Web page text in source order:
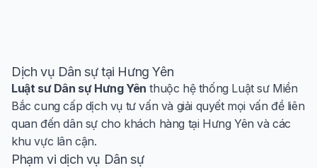
Dịch vụ Dân sự tại Hưng Yên
Luật sư Dân sự Hưng Yên thuộc hệ thống Luật sư Miền
Bắc cung cấp dịch vụ tư vấn và giải quyết mọi vấn đề liên
quan đến dân sự cho khách hàng tại Hưng Yên và các
khu vực lân cận.
Phạm vi dịch vụ Dân sự